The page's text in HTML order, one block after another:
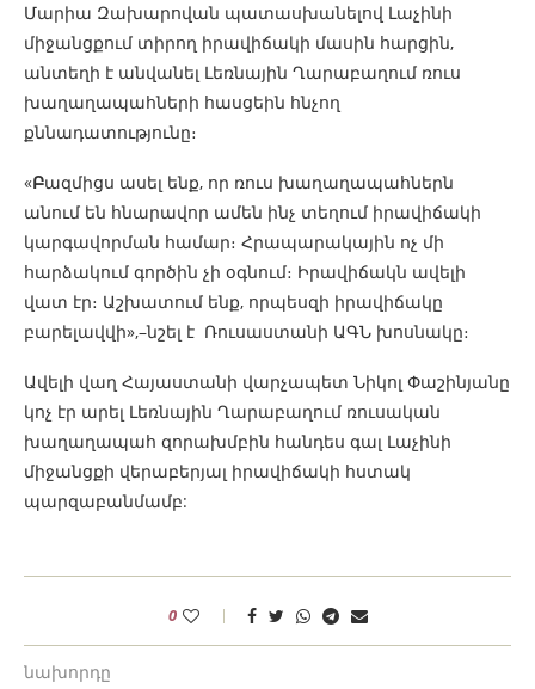
Մարիա Զախարովան պատասխանելով Լաչինի
միջանցքում տիրող իրավիճակի մասին հարցին,
անտեղի է անվանել Լեռնային Ղարաբաղում ռուս
խաղաղապահների հասցեին հնչող
քննադատությունը։
«Բազմիցս ասել ենք, որ ռուս խաղաղապահներն
անում են հնարավոր ամեն ինչ տեղում իրավիճակի
կարգավորման համար։ Հրապարակային ոչ մի
հարձակում գործին չի օգնում։ Իրավիճակն ավելի
վատ էր։ Աշխատում ենք, որպեսզի իրավիճակը
բարելավվի»,–նշել է Ռուսաստանի ԱԳՆ խոսնակը։
Ավելի վաղ Հայաստանի վարչապետ Նիկոլ Փաշինյանը
կոչ էր արել Լեռնային Ղարաբաղում ռուսական
խաղաղապահ զորախմբին հանդես գալ Լաչինի
միջանցքի վերաբերյալ իրավիճակի հստակ
պարզաբանմամբ:
0
նախորդը